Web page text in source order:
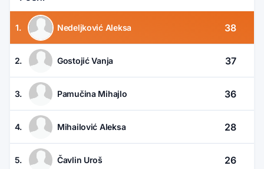
1. Nedeljković Aleksa 38
2. Gostojić Vanja 37
3. Pamučina Mihajlo 36
4. Mihailović Aleksa 28
5. Čavlin Uroš 26